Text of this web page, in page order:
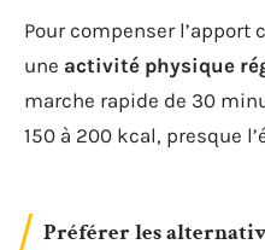
Pour compenser l’apport
une activité physique
marche rapide de 30
150 à 200 kcal, presque
Préférer les